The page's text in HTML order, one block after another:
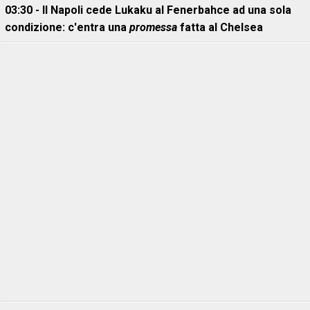
03:30 - Il Napoli cede Lukaku al Fenerbahce ad una sola
condizione: c'entra una promessa fatta al Chelsea